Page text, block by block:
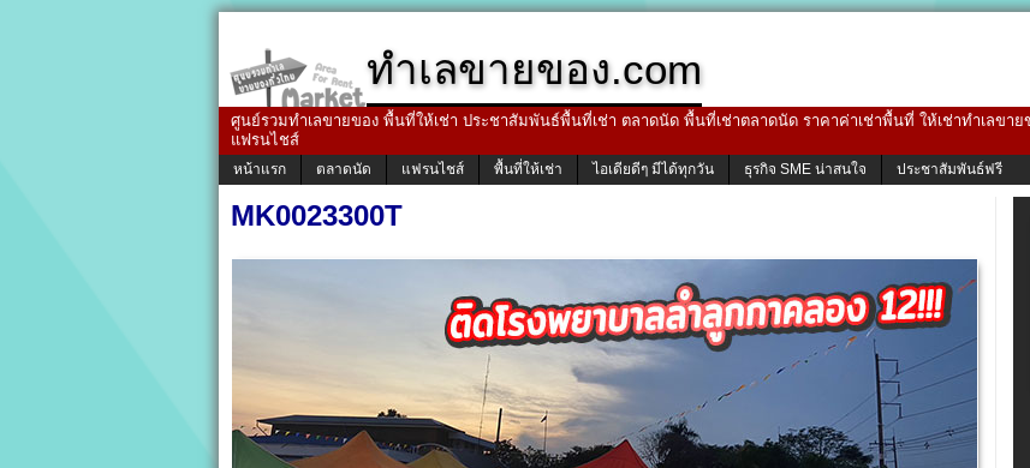
ทำเลขายของ.com
ศูนย์รวมทำเลขายของ พื้นที่ให้เช่า ประชาสัมพันธ์พื้นที่เช่า ตลาดนัด พื้นที่เช่าตลาดนัด ราคาค่าเช่าพื้นที่ ให้เช่าทำเลขา
แฟรนไชส์
หน้าแรก ตลาดนัด แฟรนไชส์ พื้นที่ให้เช่า ไอเดียดีๆ มีได้ทุกวัน ธุรกิจ SME น่าสนใจ ประชาสัมพันธ์ฟรี
MK0023300T